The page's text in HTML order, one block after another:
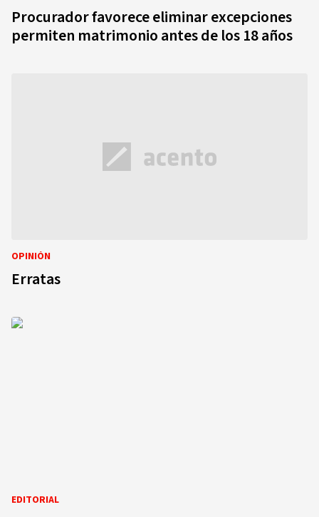
Procurador favorece eliminar excepciones
permiten matrimonio antes de los 18 años
OPINIÓN
Erratas
EDITORIAL